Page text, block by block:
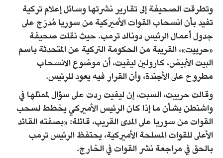
وتطرقت الصحيفة إلى تقارير نشرتها وسائل إعلام تركية
تفيد بأن انسحاب القوات الأميركية من سوريا مُدرَج على
جدول أعمال الرئيس دونالد ترمب. حيث نقلت صحيفة
«حرييت»، القريبة من الحكومة التركية عن المتحدثة باسم
البيت الأبيض، كارولين ليفيت، أن موضوع الانسحاب
مطروح على الأجندة، وأن القرار فيه يعود للرئيس.
وقالت حرييت، السبت، إن ليفيت ردت على سؤال لممثلها في
واشنطن بشأن ما إذا كان الرئيس الأميركي يخطط لسحب
القوات من سوريا على المدى القريب، قائلة: «بصفته القائد
الأعلى للقوات المسلحة الأميركية، يحتفظ الرئيس ترمب
بالحق في مراجعة نشر القوات في الخارج.